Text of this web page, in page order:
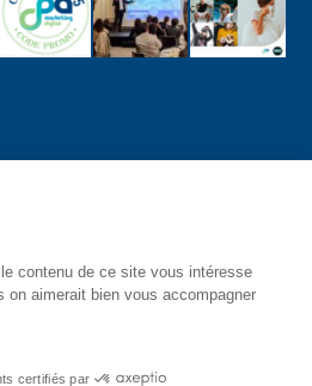
contenu de ce site vous intéresse
on aimerait bien vous accompagner
certifiés par